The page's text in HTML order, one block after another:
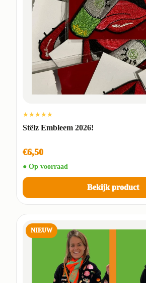
★★★★★
Stëlz Embleem 2026!
€6,50
● Op voorraad
Bekijk product
NIEUW